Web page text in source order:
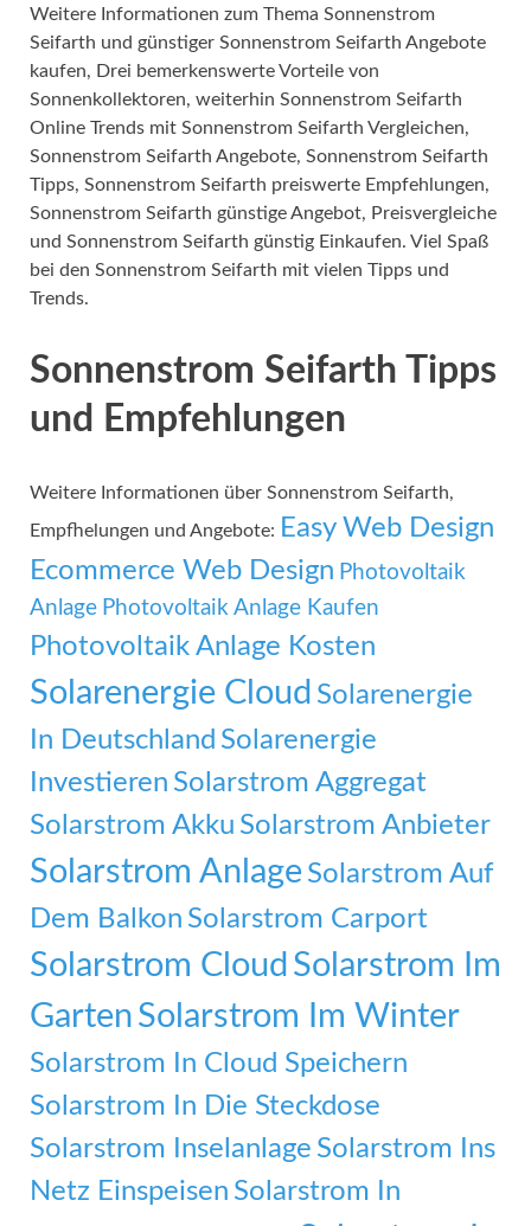
Weitere Informationen zum Thema Sonnenstrom
Seifarth und günstiger Sonnenstrom Seifarth Angebote
kaufen, Drei bemerkenswerte Vorteile von
Sonnenkollektoren, weiterhin Sonnenstrom Seifarth
Online Trends mit Sonnenstrom Seifarth Vergleichen,
Sonnenstrom Seifarth Angebote, Sonnenstrom Seifarth
Tipps, Sonnenstrom Seifarth preiswerte Empfehlungen,
Sonnenstrom Seifarth günstige Angebot, Preisvergleiche
und Sonnenstrom Seifarth günstig Einkaufen. Viel Spaß
bei den Sonnenstrom Seifarth mit vielen Tipps und
Trends.
Sonnenstrom Seifarth Tipps
und Empfehlungen
Weitere Informationen über Sonnenstrom Seifarth,
Empfhelungen und Angebote: Easy Web Design
Ecommerce Web Design Photovoltaik
Anlage Photovoltaik Anlage Kaufen
Photovoltaik Anlage Kosten
Solarenergie Cloud Solarenergie
In Deutschland Solarenergie
Investieren Solarstrom Aggregat
Solarstrom Akku Solarstrom Anbieter
Solarstrom Anlage Solarstrom Auf
Dem Balkon Solarstrom Carport
Solarstrom Cloud Solarstrom Im
Garten Solarstrom Im Winter
Solarstrom In Cloud Speichern
Solarstrom In Die Steckdose
Solarstrom Inselanlage Solarstrom Ins
Netz Einspeisen Solarstrom In